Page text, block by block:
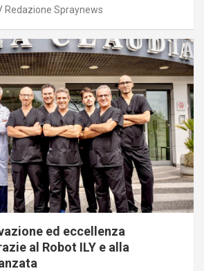
Redazione Spraynews
ed eccellenza
al Robot ILY e alla